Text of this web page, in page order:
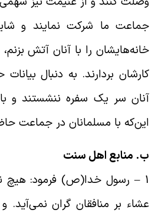
ما شرکت نمایند و
را با آنان آتش
بردارند. به دنبال بیانات
سر یک سفره ننشستند و با
با مسلمانان در جماعت
منابع اهل سنت
رسول خدا(ص) فرمود: هیچ
بر منافقان گران نمى‏‌آید. و